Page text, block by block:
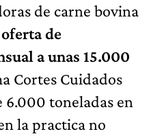
de carne bovina
oferta de
a unas 15.000
Cortes Cuidados
toneladas en
la practica no